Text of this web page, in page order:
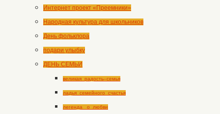
Интернет проект «Преемники»
Народная культура для школьников
День фольклора
подари улыбку
ДЕНЬ СЕМЬИ
великая_радость–семья
ладья_семейного_счастья
легенда _о_любви